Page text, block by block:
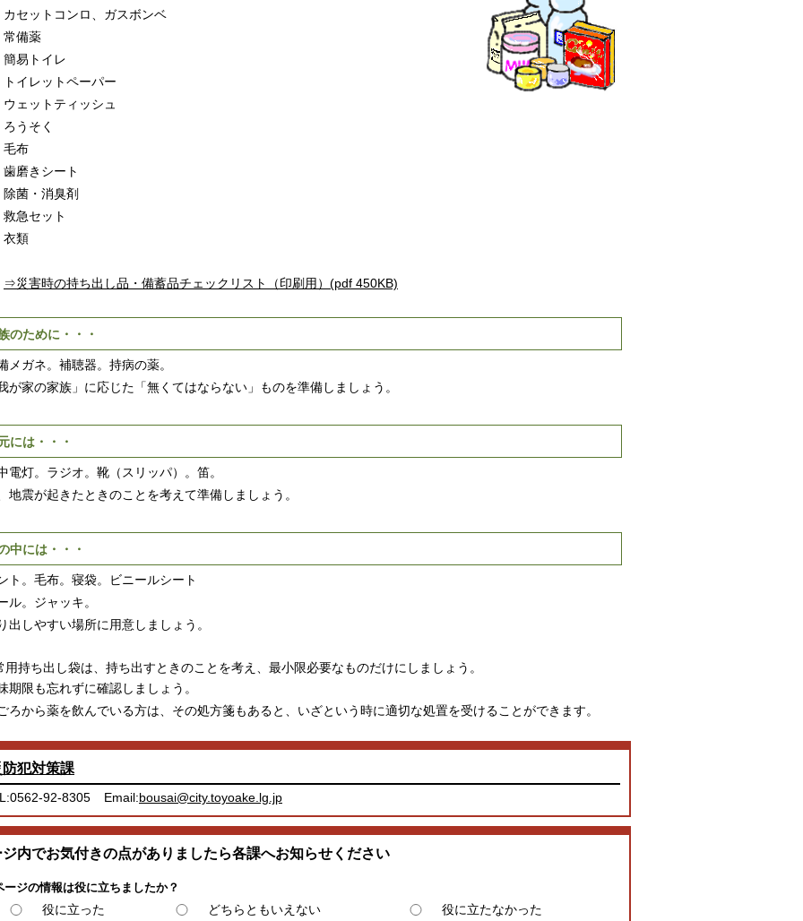
セットコンロ、ガスボンベ
備薬
易トイレ
イレットペーパー
ェットティッシュ
うそく
布
磨きシート
菌・消臭剤
急セット
類
⇒災害時の持ち出し品・備蓄品チェックリスト（印刷用）(pdf 450KB)
のために・・・
メガネ。補聴器。持病の薬。
が家の家族」に応じた「無くてはならない」ものを準備しましょう。
には・・・
電灯。ラジオ。靴（スリッパ）。笛。
地震が起きたときのことを考えて準備しましょう。
中には・・・
ト。毛布。寝袋。ビニールシート
ル。ジャッキ。
出しやすい場所に用意しましょう。
持ち出し袋は、持ち出すときのことを考え、最小限必要なものだけにしましょう。
期限も忘れずに確認しましょう。
ろから薬を飲んでいる方は、その処方箋もあると、いざという時に適切な処置を受けることができます。
防犯対策課
92-8305 Email:bousai@city.toyoake.lg.jp
内でお気付きの点がありましたら各課へお知らせください
ージの情報は役に立ちましたか？
役に立った どちらともいえない 役に立たなかった